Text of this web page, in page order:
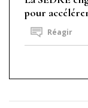
pour
Réagir